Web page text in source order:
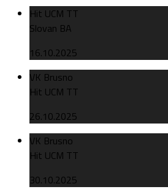
Hit UCM TT
Slovan BA
16.10.2025
VK Brusno
Hit UCM TT
26.10.2025
VK Brusno
Hit UCM TT
30.10.2025